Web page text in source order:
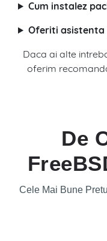
Cum instalez
Oferiti
Daca ai alte
oferim
De
Cele Mai Bune